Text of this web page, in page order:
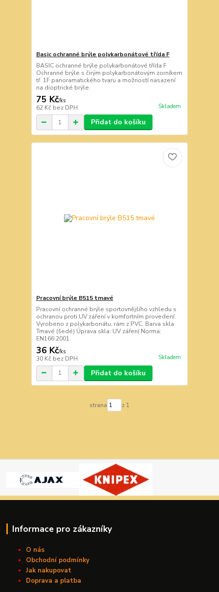
Basic ochranné brýle polykarbonátové třída F
BASIC ochranné brýle polykarbonátové třída F
Ochranné brýle s čirým polykarbonátovým zorníkem
tř. 1F panoramatického tvaru a možností nasazení
na dioptrické brýle.
75 Kč/ks
62 Kč bez DPH Skladem
Přidat do košíku
Pracovní brýle B515 tmavé
Pracovní ochranné brýle sportovnějšího vzhledu s
ochranou proti UV záření v komfortním provedení.
Vyrobeno z polykarbonátu, rám z PVC. Barva skla:
Tmavé (šedé) Úprava skla: UV záření Norma:
EN166:2001
36 Kč/ks
30 Kč bez DPH Skladem
Přidat do košíku
strana z 1
Informace pro zákazníky
O nás
Obchodní podmínky
Jak nakupovat
Doprava a platba